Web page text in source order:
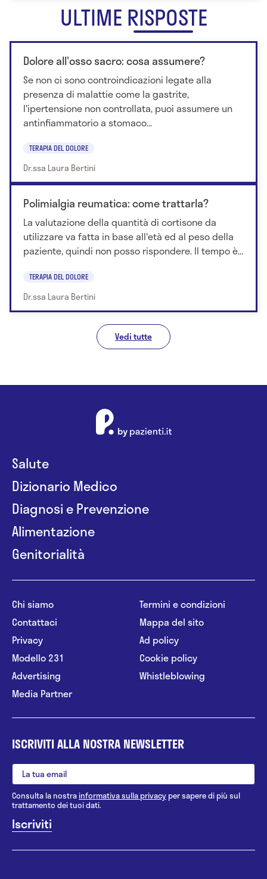
ULTIME RISPOSTE
Dolore all'osso sacro: cosa assumere?
Se non ci sono controindicazioni legate alla
presenza di malattie come la gastrite,
l'ipertensione non controllata, puoi assumere un
antinfiammatorio a stomaco...
TERAPIA DEL DOLORE
Dr.ssa Laura Bertini
Polimialgia reumatica: come trattarla?
La valutazione della quantità di cortisone da
utilizzare va fatta in base all'età ed al peso della
paziente, quindi non posso rispondere. Il tempo è...
TERAPIA DEL DOLORE
Dr.ssa Laura Bertini
Vedi tutte
Salute
Dizionario Medico
Diagnosi e Prevenzione
Alimentazione
Genitorialità
Chi siamo
Contattaci
Privacy
Modello 231
Advertising
Media Partner
Termini e condizioni
Mappa del sito
Ad policy
Cookie policy
Whistleblowing
ISCRIVITI ALLA NOSTRA NEWSLETTER
Consulta la nostrainformativa sulla privacy per sapere di più sul
trattamento dei tuoi dati.